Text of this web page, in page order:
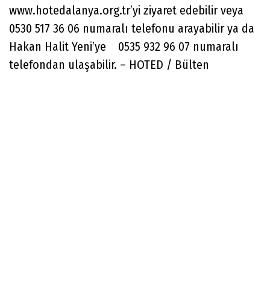
www.hotedalanya.org.tr’yi ziyaret edebilir veya
0530 517 36 06 numaralı telefonu arayabilir ya da
Hakan Halit Yeni’ye 0535 932 96 07 numaralı
telefondan ulaşabilir. – HOTED / Bülten